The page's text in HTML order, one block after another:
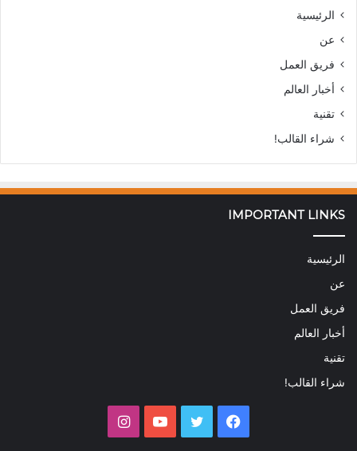
الرئيسية
عن
فريق العمل
أخبار العالم
تقنية
شراء القالب!
IMPORTANT LINKS
الرئيسية
عن
فريق العمل
أخبار العالم
تقنية
شراء القالب!
فيسبوك تويتر يوتيوب